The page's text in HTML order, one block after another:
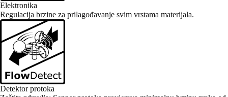
Elektronika
Regulacija brzine za prilagođavanje svim vrstama materijala.
Detektor protoka